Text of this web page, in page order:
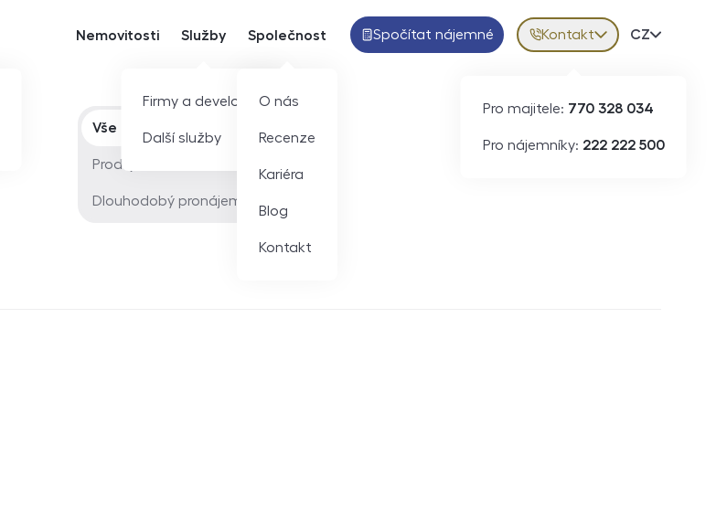
Nemovitosti Služby
Firmy a developeři
Další služby
Společnost
O nás
Recenze
Kariéra
Blog
Kontakt
Spočítat nájemné Kontakt
Pro majitele: 770 328 034
Pro nájemníky: 222 222 500
Volba
CZ
Typ nabídky
Vše
Prodej
Dlouhodobý pronájem